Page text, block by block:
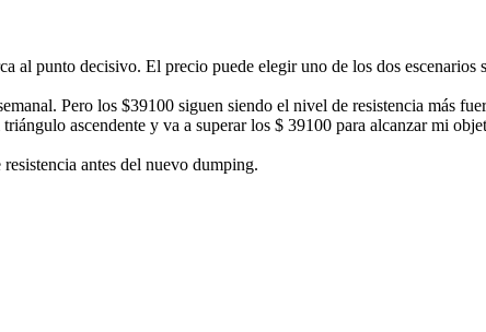
al punto decisivo. El precio puede elegir uno de los dos escenarios
Pero los $39100 siguen siendo el nivel de resistencia más
ascendente y va a superar los $ 39100 para alcanzar mi
antes del nuevo dumping.